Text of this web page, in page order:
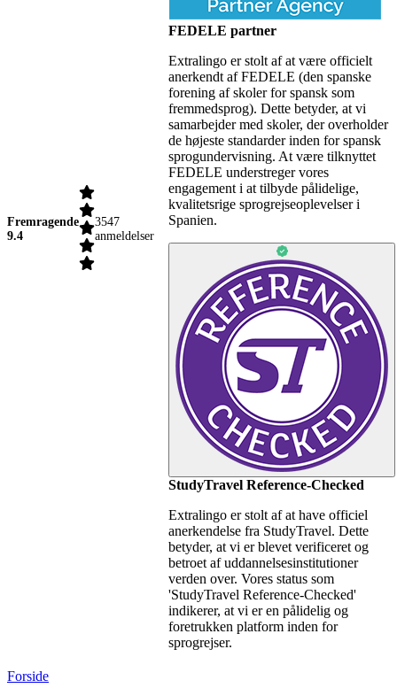
Fremragende
9.4
3547
anmeldelser
FEDELE partner
Extralingo er stolt af at være officielt
anerkendt af FEDELE (den spanske
forening af skoler for spansk som
fremmedsprog). Dette betyder, at vi
samarbejder med skoler, der overholder
de højeste standarder inden for spansk
sprogundervisning. At være tilknyttet
FEDELE understreger vores
engagement i at tilbyde pålidelige,
kvalitetsrige sprogrejseoplevelser i
Spanien.
StudyTravel Reference-Checked
Extralingo er stolt af at have officiel
anerkendelse fra StudyTravel. Dette
betyder, at vi er blevet verificeret og
betroet af uddannelsesinstitutioner
verden over. Vores status som
'StudyTravel Reference-Checked'
indikerer, at vi er en pålidelig og
foretrukken platform inden for
sprogrejser.
Forside